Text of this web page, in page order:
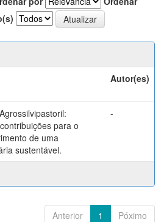
Autor(es)
para o
de uma
sustentável.
-
Anterior 1 Póximo